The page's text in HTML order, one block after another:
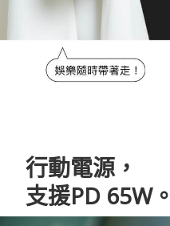
行動電源，
支援PD 65W。